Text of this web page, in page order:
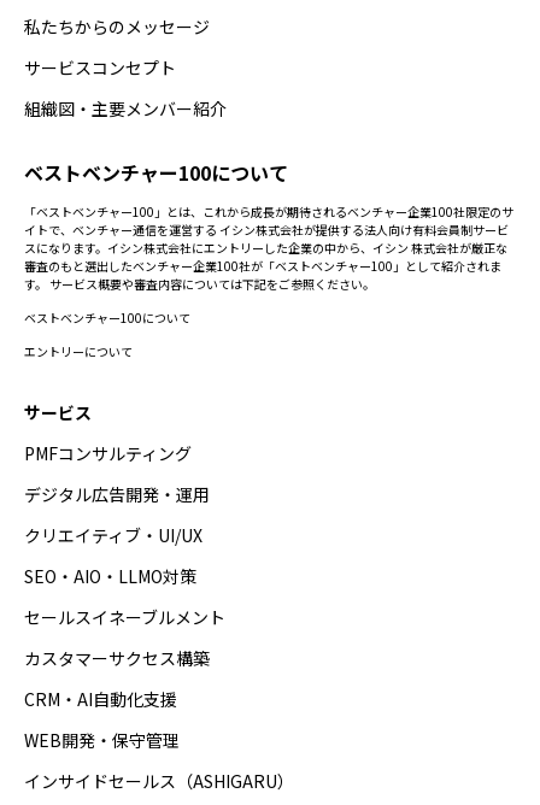
私たちからのメッセージ
サービスコンセプト
組織図・主要メンバー紹介
ベストベンチャー100について
「ベストベンチャー100」とは、これから成長が期待されるベンチャー企業100社限定のサ
イトで、ベンチャー通信を運営する イシン株式会社が提供する法人向け有料会員制サービ
スになります。イシン株式会社にエントリーした企業の中から、イシン 株式会社が厳正な
審査のもと選出したベンチャー企業100社が「ベストベンチャー100」として紹介されま
す。 サービス概要や審査内容については下記をご参照ください。
ベストベンチャー100について
エントリーについて
サービス
PMFコンサルティング
デジタル広告開発・運用
クリエイティブ・UI/UX
SEO・AIO・LLMO対策
セールスイネーブルメント
カスタマーサクセス構築
CRM・AI自動化支援
WEB開発・保守管理
インサイドセールス（ASHIGARU）